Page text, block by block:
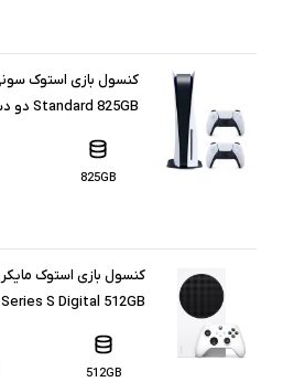
Standard 825GB دو دسته
825GB
Series S Digital 512GB
512GB